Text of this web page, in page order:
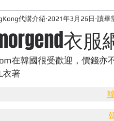
ABOUT ME ABOUT
物 台灣代購網站
衣服
代購介紹 2021年3月26日 讀畢
在韓國很受歡迎，價錢亦
衣著